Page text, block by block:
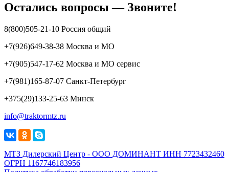
Остались вопросы — Звоните!
8(800)505-21-10 Россия общий
+7(926)649-38-38 Москва и МО
+7(905)547-17-62 Москва и МО сервис
+7(981)165-87-07 Санкт-Петербург
+375(29)133-25-63 Минск
info@traktormtz.ru
МТЗ Дилерский Центр - ООО ДОМИНАНТ ИНН 7723432460
ОГРН 1167746183956